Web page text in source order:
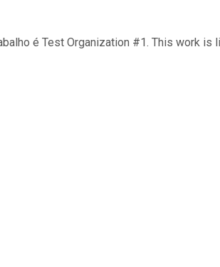
é Test Organization #1. This work is